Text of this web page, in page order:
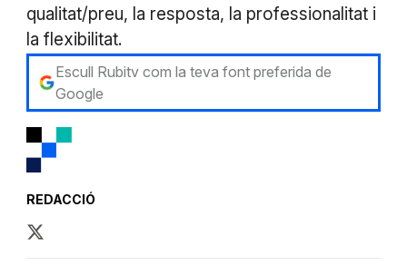
qualitat/preu, la resposta, la professionalitat i
la flexibilitat.
Escull Rubitv com la teva font preferida de
Google
REDACCIÓ